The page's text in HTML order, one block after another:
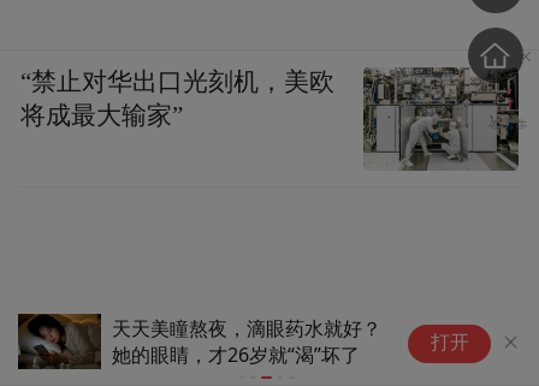
天天美瞳熬夜，滴眼药水就好？
她的眼睛，才26岁就“渴”坏了
打开
“禁止对华出口光刻机，美欧
将成最大输家”